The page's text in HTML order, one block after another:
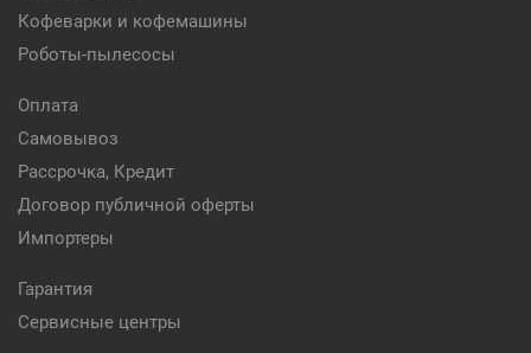
Кофеварки и кофемашины
Роботы-пылесосы
Оплата
Самовывоз
Рассрочка, Кредит
Договор публичной оферты
Импортеры
Гарантия
Сервисные центры